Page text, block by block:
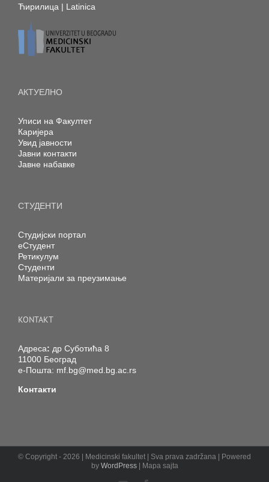
Ћирилица | Latinica
АКТУЕЛНО
Уписи на Факултет
Каријера
Увид јавности
Јавни контакти
Јавне набавке
СТУДЕНТИ
Студијски портал
еСтудент
Ретикулум
Студенти
Материјали за преузимање
KONTAKT
Адреса: др Суботића 8
11000 Београд
е-Пошта: mf.bg@med.bg.ac.rs
Контакти
© Copyright - 2026 | Medicinski fakultet | Sva prava zadržana | Powered
by WordPress| Mapa sajta